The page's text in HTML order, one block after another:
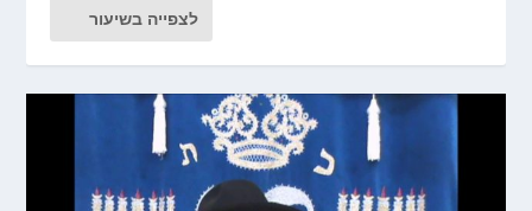
לצפייה בשיעור